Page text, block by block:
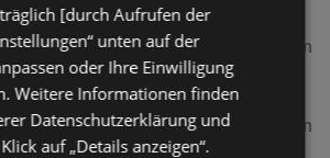
Papenburg
74,38 km
Rhauderfehn
78,34 km
[durch Aufrufen der
unten auf der
oder Ihre Einwilligung
Weitere Informationen finden
Datenschutzerklärung und
auf „Details anzeigen“.